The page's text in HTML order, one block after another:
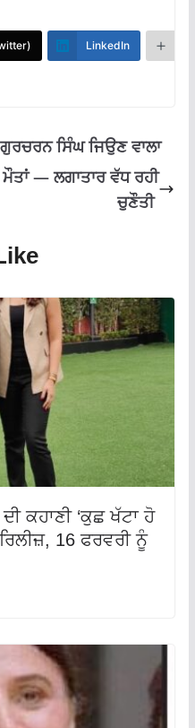
ai
l
ar
e LinkedIn
ਸਿੰਘ ਜਿਉਣ ਵਾਲਾ
— ਲਗਾਤਾਰ ਵੱਧ ਰਹੀ
ਚੁਣੌਤੀ
ਕਹਾਣੀ ‘ਕੁਛ ਖੱਟਾ ਹੋ
16 ਫਰਵਰੀ ਨੂੰ